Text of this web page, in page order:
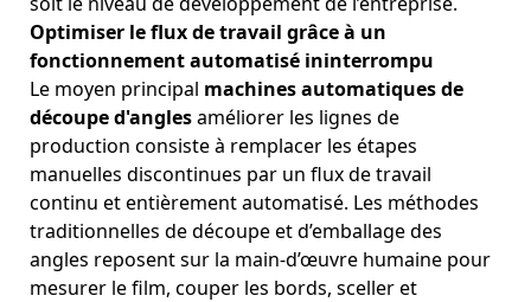
Optimiser le flux de travail grâce à un
fonctionnement automatisé ininterrompu
Le moyen principal machines automatiques de
découpe d'anglesaméliorer les lignes de
production consiste à remplacer les étapes
manuelles discontinues par un flux de travail
continu et entièrement automatisé. Les méthodes
traditionnelles de découpe et d’emballage des
angles reposent sur la main-d’œuvre humaine pour
mesurer le film, couper les bords, sceller et